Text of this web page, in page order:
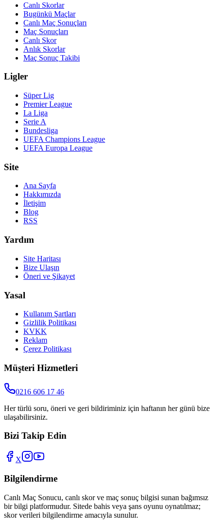
Canlı Skorlar
Bugünkü Maçlar
Canlı Maç Sonuçları
Maç Sonuçları
Canlı Skor
Anlık Skorlar
Maç Sonuç Takibi
Ligler
Süper Lig
Premier League
La Liga
Serie A
Bundesliga
UEFA Champions League
UEFA Europa League
Site
Ana Sayfa
Hakkımızda
İletişim
Blog
RSS
Yardım
Site Haritası
Bize Ulaşın
Öneri ve Şikayet
Yasal
Kullanım Şartları
Gizlilik Politikası
KVKK
Reklam
Çerez Politikası
Müşteri Hizmetleri
0216 606 17 46
Her türlü soru, öneri ve geri bildiriminiz için haftanın her günü bize
ulaşabilirsiniz.
Bizi Takip Edin
X
Bilgilendirme
Canlı Maç Sonucu, canlı skor ve maç sonuç bilgisi sunan bağımsız
bir bilgi platformudur. Sitede bahis veya şans oyunu oynatılmaz;
skor verileri bilgilendirme amacıyla sunulur.